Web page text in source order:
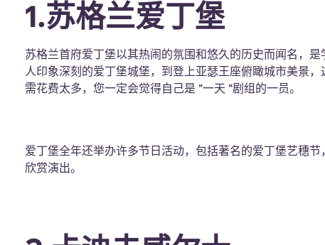
1.苏格兰爱丁堡
苏格兰首府爱丁堡以其热闹的氛围和悠久的历史而闻名，
人印象深刻的爱丁堡城堡，到登上亚瑟王座俯瞰城市美景
需花费太多，您一定会觉得自己是 "一天 "剧组的一员。
爱丁堡全年还举办许多节日活动，包括著名的爱丁堡艺穗
欣赏演出。